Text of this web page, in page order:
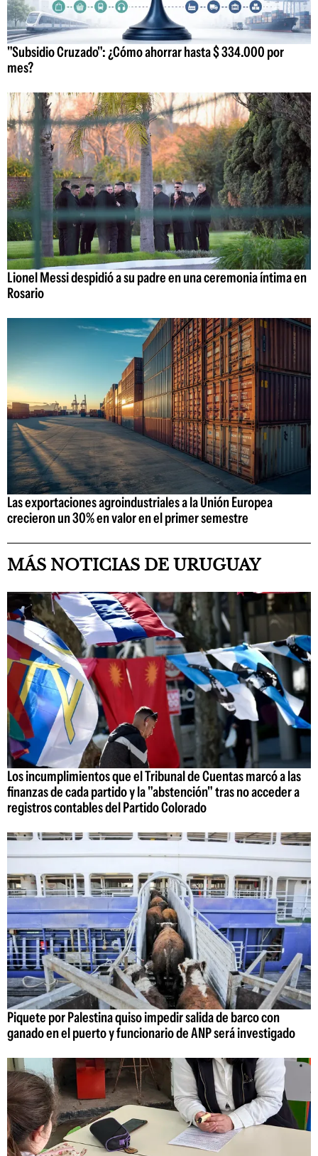
"Subsidio Cruzado": ¿Cómo ahorrar hasta $ 334.000 por
mes?
Lionel Messi despidió a su padre en una ceremonia íntima en
Rosario
Las exportaciones agroindustriales a la Unión Europea
crecieron un 30% en valor en el primer semestre
MÁS NOTICIAS DE URUGUAY
Los incumplimientos que el Tribunal de Cuentas marcó a las
finanzas de cada partido y la "abstención" tras no acceder a
registros contables del Partido Colorado
Piquete por Palestina quiso impedir salida de barco con
ganado en el puerto y funcionario de ANP será investigado